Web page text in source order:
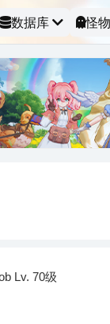
数据库 怪物
Lv. 70级